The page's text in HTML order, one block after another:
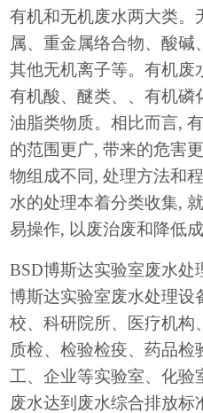
有机和无机废水两大类。
属、重金属络合物、酸碱
其他无机离子等。有机废
有机酸、醚类、、有机磷
油脂类物质。相比而言,
的范围更广, 带来的危害
物组成不同, 处理方法和
水的处理本着分类收集,
易操作, 以废治废和降低成
BSD博斯达实验室废水处
博斯达实验室废水处理设
校、科研院所、医疗机构
质检、检验检疫、药品
工、企业等实验室、化验
废水达到废水综合排放标